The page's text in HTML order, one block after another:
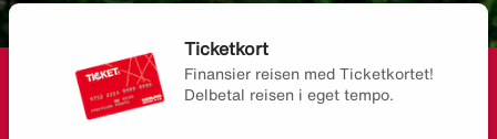
Ticketkort
Finansier reisen med Ticketkortet!
Delbetal reisen i eget tempo.